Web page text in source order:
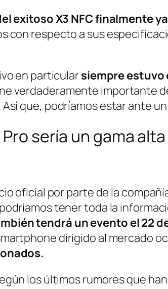
exitoso X3 NFC finalmente
con respecto a sus
en particular siempre estuvo
verdaderamente importante
que, podríamos estar ante
Pro sería un gama
oficial por parte de la
tener toda la
tendrá un evento el 22
dirigido al mercado
los últimos rumores que